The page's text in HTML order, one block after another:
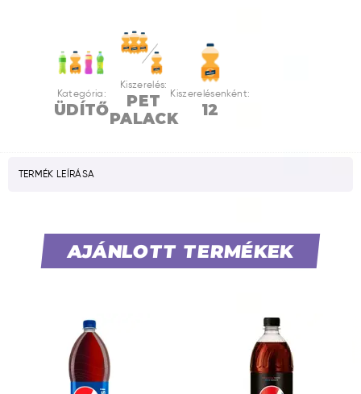
Kategória:
ÜDÍTŐ
Kiszerelés:
PET
PALACK
Kiszerelésenként:
12
TERMÉK LEÍRÁSA
AJÁNLOTT TERMÉKEK